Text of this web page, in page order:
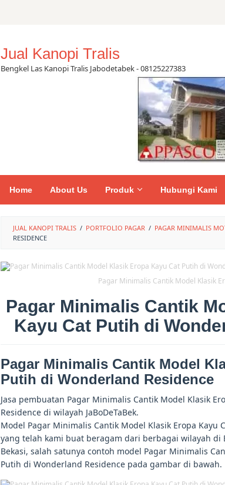
Jual Kanopi Tralis
Bengkel Las Kanopi Tralis Jabodetabek - 08125227383
Home About Us Produk Hubungi Kami
JUAL KANOPI TRALIS / PORTFOLIO PAGAR / PAGAR MINIMALIS
RESIDENCE
Pagar Minimalis Cantik Model Klasik
Pagar Minimalis Cantik
Kayu Cat Putih di
Pagar Minimalis Cantik Model
Putih di Wonderland Residence
Jasa pembuatan Pagar Minimalis Cantik Model Klasik
Residence di wilayah JaBoDeTaBek.
Model Pagar Minimalis Cantik Model Klasik Eropa Kayu
yang telah kami buat beragam dari berbagai wilayah di
Bekasi, salah satunya contoh model Pagar Minimalis
Putih di Wonderland Residence pada gambar di bawah.